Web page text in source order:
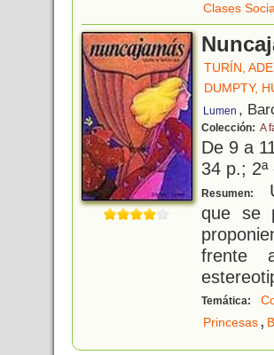
Clases
TURÍN,
DUMPTY,
Lumen ,
Colección: A
De 9 a
34 p.;
Resumen:
que se
frente
Temática:
Princesas,